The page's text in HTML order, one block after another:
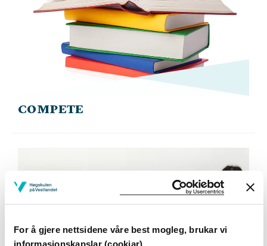
For å gjere nettsidene våre best mogleg, brukar vi
informasjonskapslar (cookiar)
COMPETE